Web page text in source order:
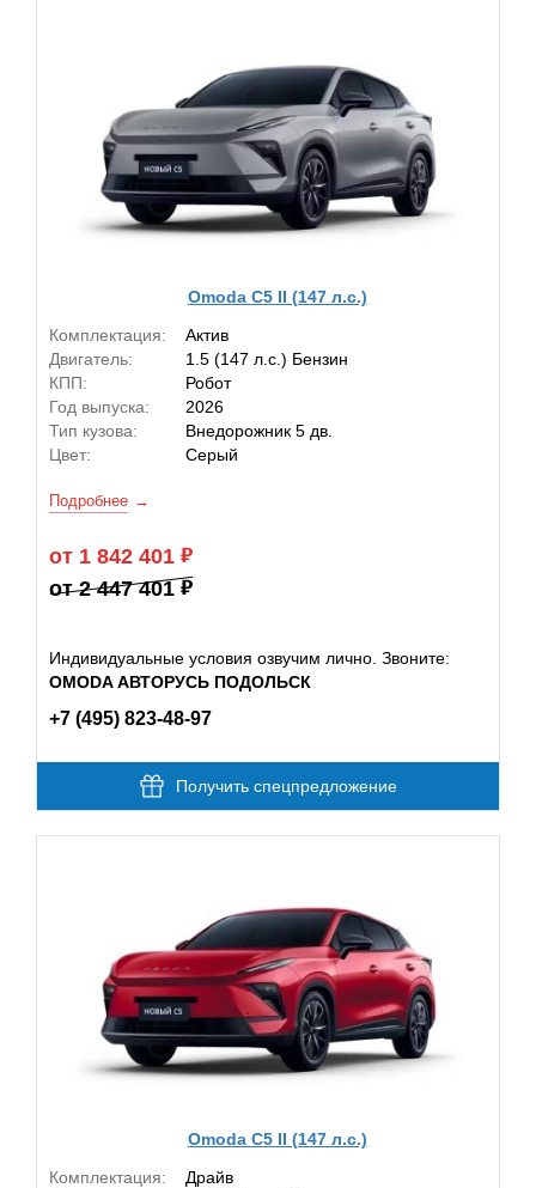
Omoda C5 II (147 л.с.)
Комплектация:
Актив
Двигатель:
1.5 (147 л.с.) Бензин
КПП:
Робот
Год выпуска:
2026
Тип кузова:
Внедорожник 5 дв.
Цвет:
Серый
Подробнее
от 1 842 401
от 2 447 401
Индивидуальные условия озвучим лично. Звоните:
OMODA АВТОРУСЬ ПОДОЛЬСК
+7 (495) 823-48-97
Получить спецпредложение
Omoda C5 II (147 л.с.)
Комплектация:
Драйв